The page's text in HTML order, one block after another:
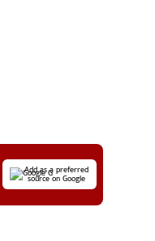
Add as a preferred
source on Google